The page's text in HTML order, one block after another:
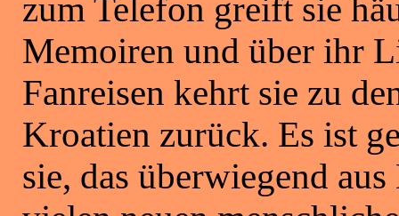
zum Telefon greift sie
Memoiren und über ihr
Fanreisen kehrt sie zu
Kroatien zurück. Es ist
sie, das überwiegend